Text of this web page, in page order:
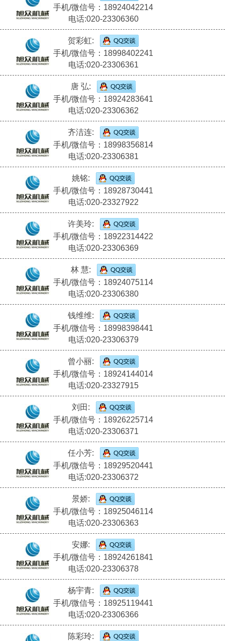
手机/微信号：18924042214
电话:020-23306360
贺彩虹:
手机/微信号：18998402241
电话:020-23306361
唐 弘:
手机/微信号：18924283641
电话:020-23306362
齐洁连:
手机/微信号：18998356814
电话:020-23306381
姚铭:
手机/微信号：18928730441
电话:020-23327922
许美玲:
手机/微信号：18922314422
电话:020-23306369
林 慧:
手机/微信号：18924075114
电话:020-23306380
钱维维:
手机/微信号：18998398441
电话:020-23306379
曾小丽:
手机/微信号：18924144014
电话:020-23327915
刘田:
手机/微信号：18926225714
电话:020-23306371
任小芳:
手机/微信号：18929520441
电话:020-23306372
景娇:
手机/微信号：18925046114
电话:020-23306363
安娜:
手机/微信号：18924261841
电话:020-23306378
杨宇青:
手机/微信号：18925119441
电话:020-23306366
陈彩玲: